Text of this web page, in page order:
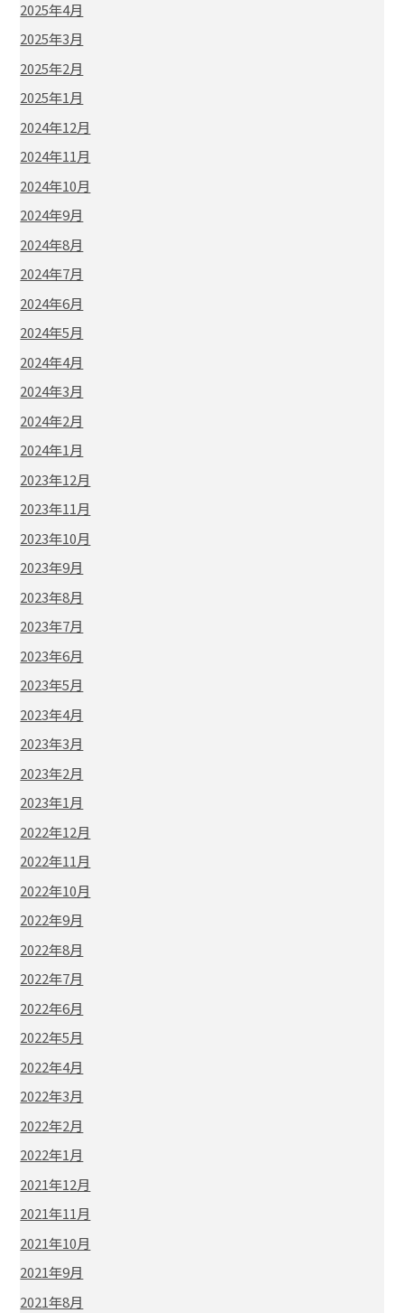
2025年4月
2025年3月
2025年2月
2025年1月
2024年12月
2024年11月
2024年10月
2024年9月
2024年8月
2024年7月
2024年6月
2024年5月
2024年4月
2024年3月
2024年2月
2024年1月
2023年12月
2023年11月
2023年10月
2023年9月
2023年8月
2023年7月
2023年6月
2023年5月
2023年4月
2023年3月
2023年2月
2023年1月
2022年12月
2022年11月
2022年10月
2022年9月
2022年8月
2022年7月
2022年6月
2022年5月
2022年4月
2022年3月
2022年2月
2022年1月
2021年12月
2021年11月
2021年10月
2021年9月
2021年8月